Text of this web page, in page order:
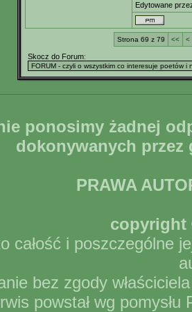
Edytowane
Strona 69 z 79 << <
Skocz do Forum:
ponosimy żadnej
dokonywanych
PRAWA
copyright
całość i poszczególne
bez zgody
powstał wg